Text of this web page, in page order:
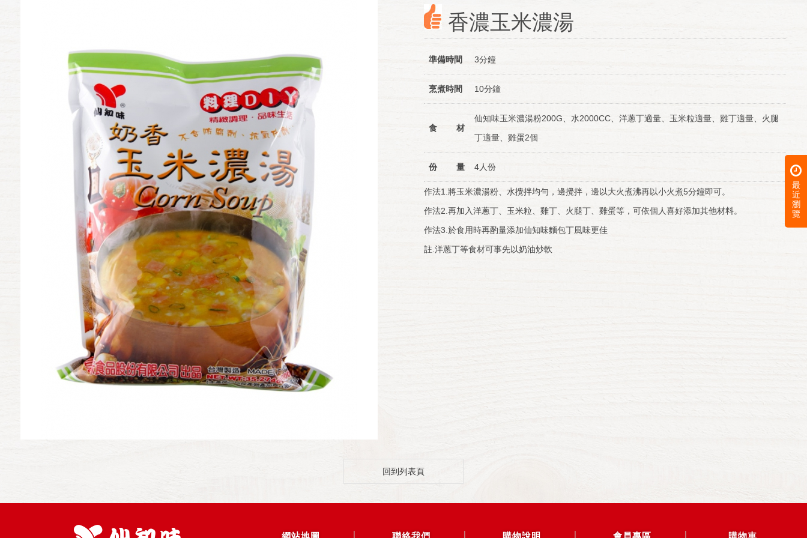
香濃玉米濃湯
準備時間 3分鐘
烹煮時間 10分鐘
食 材
仙知味玉米濃湯粉200G、水2000CC、洋蔥丁適量、玉米粒適量、雞丁適量、火腿
丁適量、雞蛋2個
份 量 4人份
作法1.將玉米濃湯粉、水攪拌均勻，邊攪拌，邊以大火煮沸再以小火煮5分鐘即可。
作法2.再加入洋蔥丁、玉米粒、雞丁、火腿丁、雞蛋等，可依個人喜好添加其他材料。
作法3.於食用時再酌量添加仙知味麵包丁風味更佳
註.洋蔥丁等食材可事先以奶油炒軟
回到列表頁
最
近
瀏
覽
網站地圖 聯絡我們 購物說明 會員專區 購物車